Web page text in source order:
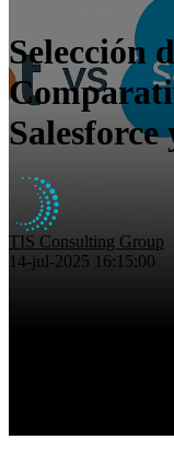
Eficiencia
Insights
Nosotros
Contacto
Selección
Salesforce
TIS Consulting Group
14-jul-2025 16:15:00